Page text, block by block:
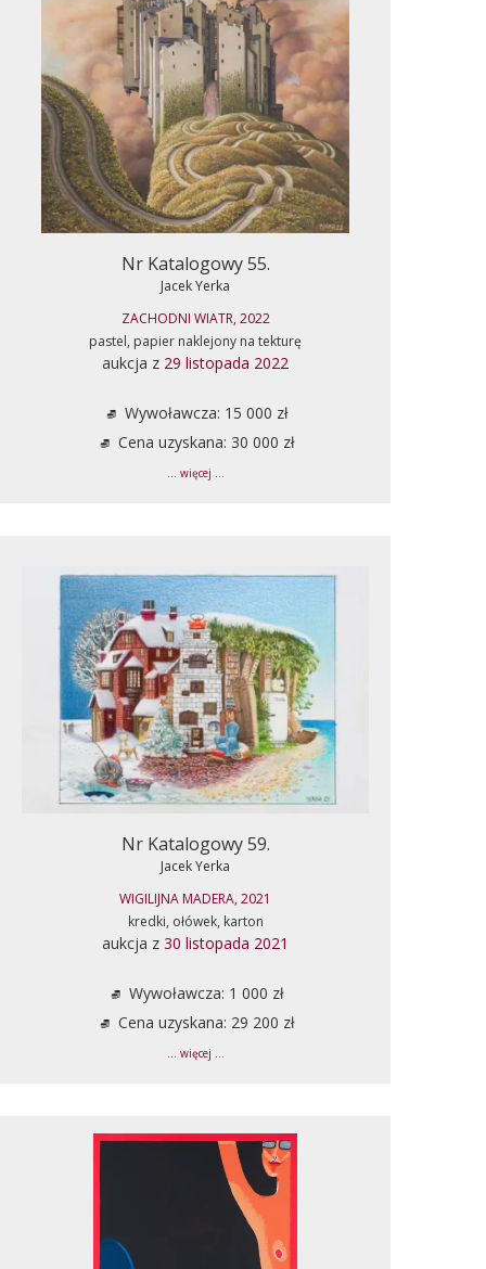
Nr Katalogowy 55.
Jacek Yerka
ZACHODNI WIATR, 2022
pastel, papier naklejony na tekturę
aukcja z 29 listopada 2022
Wywoławcza: 15 000 zł
Cena uzyskana: 30 000 zł
... więcej ...
Nr Katalogowy 59.
Jacek Yerka
WIGILIJNA MADERA, 2021
kredki, ołówek, karton
aukcja z 30 listopada 2021
Wywoławcza: 1 000 zł
Cena uzyskana: 29 200 zł
... więcej ...